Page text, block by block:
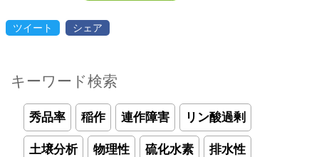
ツイート シェア
キーワード検索
秀品率 稲作 連作障害 リン酸過剰
土壌分析 物理性 硫化水素 排水性